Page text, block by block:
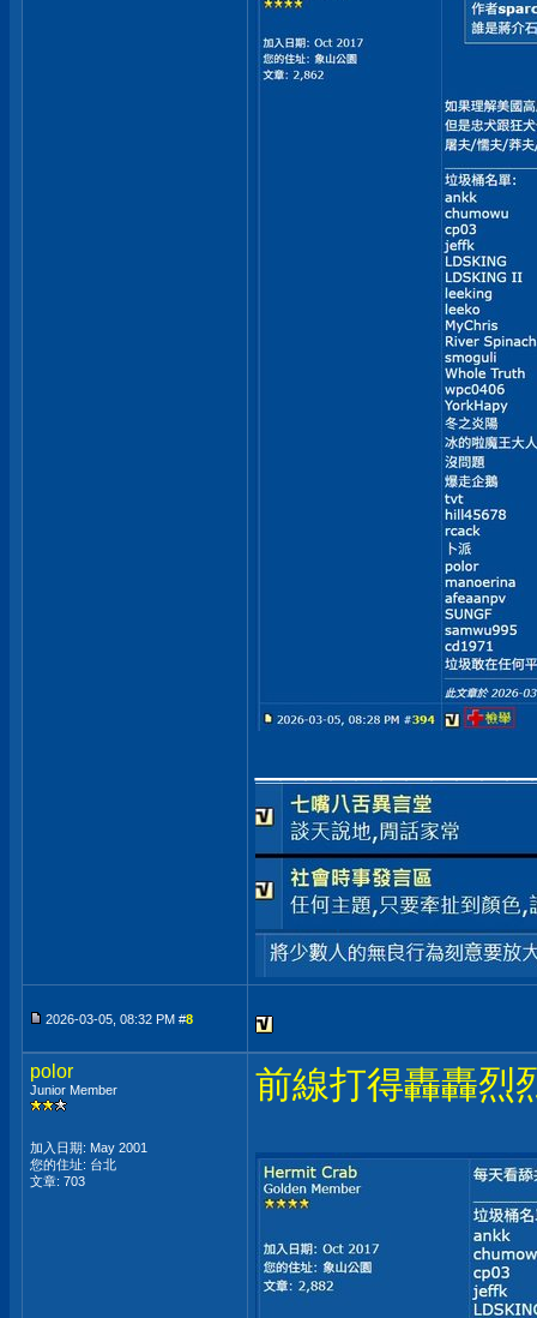
2026-03-05, 08:32 PM #8
polor
Junior Member
加入日期: May 2001
您的住址: 台北
文章: 703
前線打得轟轟烈